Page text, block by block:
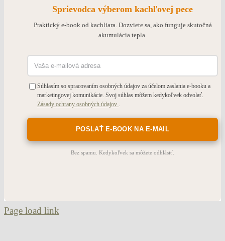
Sprievodca výberom kachľovej pece
Praktický e-book od kachliara. Dozviete sa, ako funguje skutočná
akumulácia tepla.
Súhlasím so spracovaním osobných údajov za účelom zaslania e-booku a
marketingovej komunikácie. Svoj súhlas môžem kedykoľvek odvolať.
Zásady ochrany osobných údajov .
Bez spamu. Kedykoľvek sa môžete odhlásiť.
Page load link